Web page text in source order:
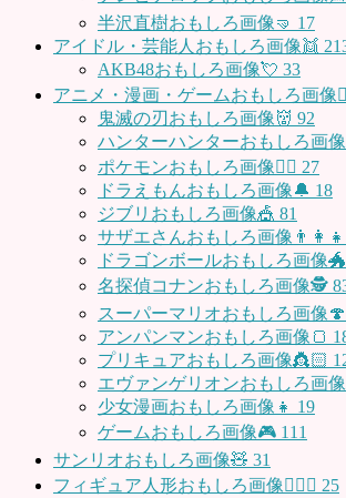
半沢直樹おもしろ画像🤜 17
アイドル・芸能人おもしろ画像👯
AKB48おもしろ画像💘 33
アニメ・漫画・ゲームおもしろ画像
鬼滅の刃おもしろ画像👹 92
ハンターハンターおもしろ画
ポケモンおもしろ画像🤹‍♂️ 27
ドラえもんおもしろ画像🔔 18
ジブリおもしろ画像🎪 81
サザエさんおもしろ画像
ドラゴンボールおもしろ画像🐲
名探偵コナンおもしろ画像🕵️
スーパーマリオおもしろ画像🍄
アンパンマンおもしろ画像🍞
プリキュアおもしろ画像👸🏻
エヴァンゲリオンおもしろ画
少女漫画おもしろ画像👧 19
ゲームおもしろ画像🎮 111
サンリオおもしろ画像🧸 31
フィギュア人形おもしろ画像🧍🏼‍♂️ 25